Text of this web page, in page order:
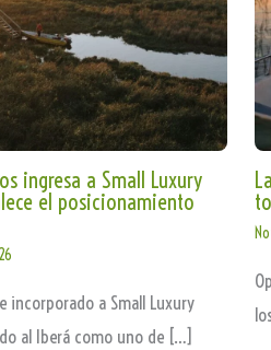
ingresa a Small Luxury
el posicionamiento
incorporado a Small Luxury
al Iberá como uno de […]